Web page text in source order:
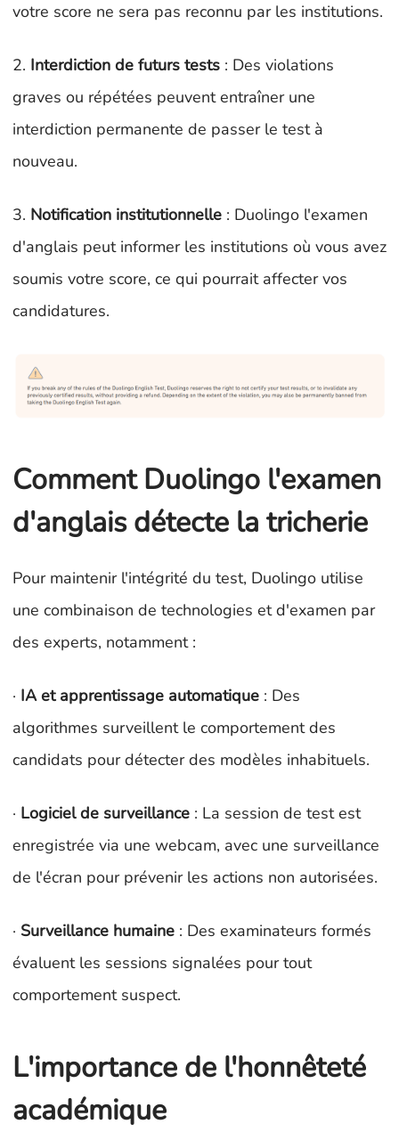
votre score ne sera pas reconnu par les institutions.
2. Interdiction de futurs tests : Des violations
graves ou répétées peuvent entraîner une
interdiction permanente de passer le test à
nouveau.
3. Notification institutionnelle : Duolingo l'examen
d'anglais peut informer les institutions où vous avez
soumis votre score, ce qui pourrait affecter vos
candidatures.
Comment Duolingo l'examen
d'anglais détecte la tricherie
Pour maintenir l'intégrité du test, Duolingo utilise
une combinaison de technologies et d'examen par
des experts, notamment :
· IA et apprentissage automatique : Des
algorithmes surveillent le comportement des
candidats pour détecter des modèles inhabituels.
· Logiciel de surveillance : La session de test est
enregistrée via une webcam, avec une surveillance
de l'écran pour prévenir les actions non autorisées.
· Surveillance humaine : Des examinateurs formés
évaluent les sessions signalées pour tout
comportement suspect.
L'importance de l'honnêteté
académique